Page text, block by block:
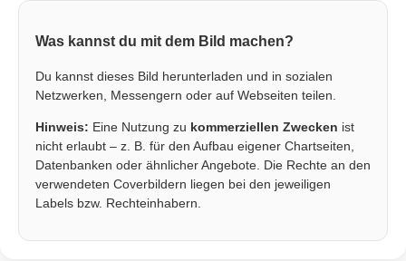
Was kannst du mit dem Bild machen?
Du kannst dieses Bild herunterladen und in sozialen
Netzwerken, Messengern oder auf Webseiten teilen.
Hinweis: Eine Nutzung zu kommerziellen Zwecken ist
nicht erlaubt – z. B. für den Aufbau eigener Chartseiten,
Datenbanken oder ähnlicher Angebote. Die Rechte an den
verwendeten Coverbildern liegen bei den jeweiligen
Labels bzw. Rechteinhabern.